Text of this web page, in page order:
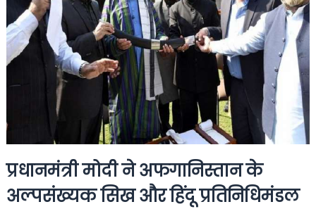
प्रधानमंत्री मोदी ने अफगानिस्तान के
अल्पसंख्यक सिख और हिंदू प्रतिनिधिमंडल